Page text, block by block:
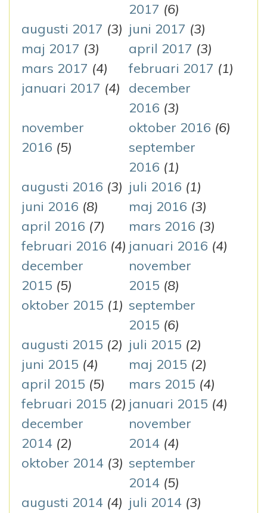
2017 (6)
augusti 2017 (3) juni 2017 (3)
maj 2017 (3) april 2017 (3)
mars 2017 (4) februari 2017 (1)
januari 2017 (4)
december
2016 (3)
november
2016 (5)
oktober 2016 (6)
september
2016 (1)
augusti 2016 (3) juli 2016 (1)
juni 2016 (8) maj 2016 (3)
april 2016 (7) mars 2016 (3)
februari 2016 (4) januari 2016 (4)
december
2015 (5)
november
2015 (8)
oktober 2015 (1) september
2015 (6)
augusti 2015 (2) juli 2015 (2)
juni 2015 (4) maj 2015 (2)
april 2015 (5) mars 2015 (4)
februari 2015 (2) januari 2015 (4)
december
2014 (2)
november
2014 (4)
oktober 2014 (3) september
2014 (5)
augusti 2014 (4) juli 2014 (3)